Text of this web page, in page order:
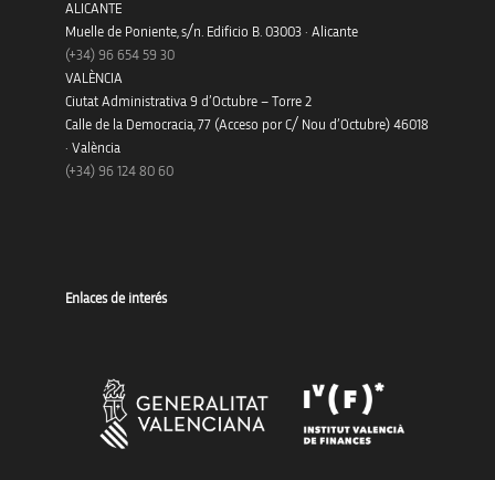
ALICANTE
Muelle de Poniente, s/n. Edificio B. 03003 · Alicante
(+34) 96 654 59 30
VALÈNCIA
Ciutat Administrativa 9 d’Octubre – Torre 2
Calle de la Democracia, 77 (Acceso por C/ Nou d’Octubre) 46018
· València
(+34) 96 124 80 60
Enlaces de interés